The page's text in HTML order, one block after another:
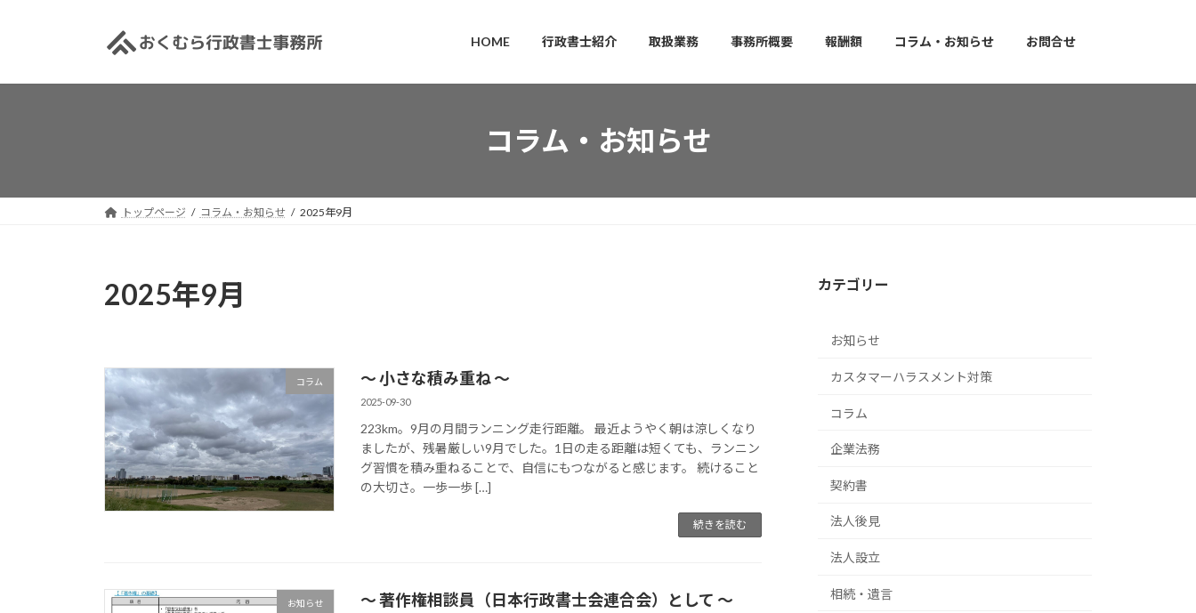
プ
動
HOME 行政書士紹介 取扱業務 事務所概要 報酬額 コラム・お知らせ お問合せ
コラム・お知らせ
トップページ コラム・お知らせ 2025年9月
2025年9月
コラム 〜 小さな積み重ね 〜
2025-09-30
223km。9月の月間ランニング走行距離。 最近ようやく朝は涼しくなり
ましたが、残暑厳しい9月でした。1日の走る距離は短くても、ランニン
グ習慣を積み重ねることで、自信にもつながると感じます。 続けること
の大切さ。一歩一歩 […]
続きを読む
お知らせ 〜 著作権相談員（日本行政書士会連合会）として 〜
カテゴリー
お知らせ
カスタマーハラスメント対策
コラム
企業法務
契約書
法人後見
法人設立
相続・遺言